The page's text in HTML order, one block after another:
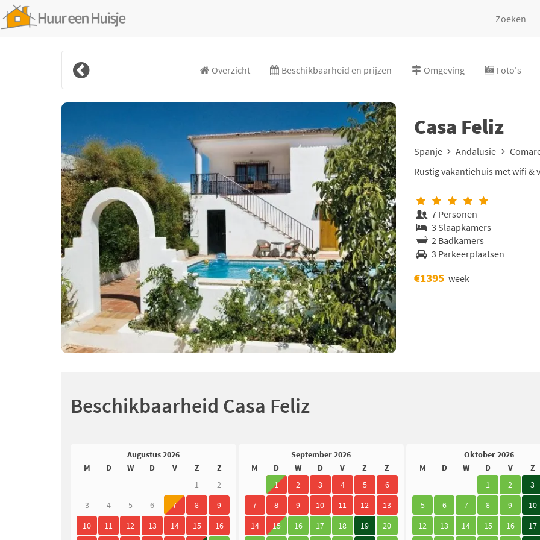
Zoeken
Overzicht Beschikbaarheid en prijzen Omgeving Foto's
Casa Feliz
Spanje Andalusie
Rustig vakantiehuis met wifi &
7 Personen
3 Slaapkamers
2 Badkamers
3 Parkeerplaatsen
€1395 week
Beschikbaarheid Casa Feliz
Augustus 2026
M
D W D V Z
Z
1
2
3
4 5 6 7 8
9
10
11 12 13 14 15
16
September 2026
M
D W D V Z
Z
1
2 3 4 5
6
7
8 9 10 11 12
13
14
15 16 17 18 19
20
Oktober 2026
M
D W D V Z
1
2 3
5
6 7 8 9 10
12
13 14 15 16 17